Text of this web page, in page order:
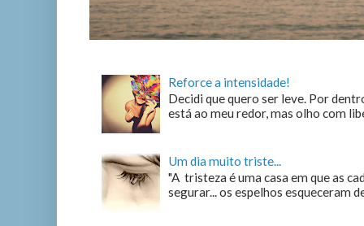
Reforce a intensidade!
Decidi que quero ser leve. Por
está ao meu redor, mas olho com
Um dia muito triste...
"A tristeza é uma casa em que as
segurar... os espelhos esqueceram